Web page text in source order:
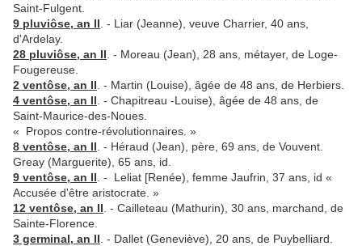
Saint-Fulgent.
9 pluviôse, an II . - Liar (Jeanne), veuve Charrier, 40 ans,
d'Ardelay.
28 pluviôse, an II . - Moreau (Jean), 28 ans, métayer, de Loge-
Fougereuse.
2 ventôse, an II . - Martin (Louise), âgée de 48 ans, de Herbiers.
4 ventôse, an II . - Chapitreau -Louise), âgée de 48 ans, de
Saint-Maurice-des-Noues.
« Propos contre-révolutionnaires. »
8 ventôse, an II . - Héraud (Jean), père, 69 ans, de Vouvent.
Greay (Marguerite), 65 ans, id.
9 ventôse, an II . - Leliat [Renée), femme Jaufrin, 37 ans, id «
Accusée d'être aristocrate. »
12 ventôse, an II . - Cailleteau (Mathurin), 30 ans, mar­chand, de
Sainte-Florence.
3 germinal, an II . - Dallet (Geneviève), 20 ans, de Puy­belliard.